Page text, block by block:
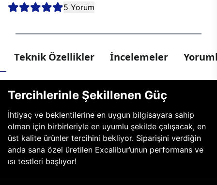
5 Yorum
Teknik Özellikler İncelemeler
Tercihlerinle Şekillenen Güç
İhtiyaç ve beklentilerine en uygun bilgisayara sahip
olman için birbirleriyle en uyumlu şekilde çalışacak, en
üst kalite ürünler tercihini bekliyor. Siparişini verdiğin
anda sana özel üretilen Excalibur’unun performans ve
ısı testleri başlıyor!